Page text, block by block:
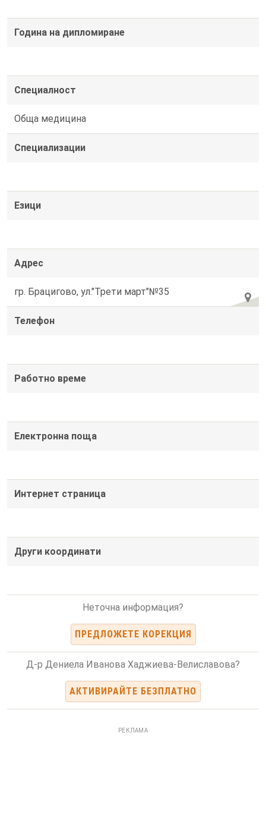
Година на дипломиране
Специалност
Обща медицина
Специализации
Езици
Адрес
гр. Брацигово, ул."Трети март"№35
Телефон
Работно време
Електронна поща
Интернет страница
Други координати
Неточна информация?
ПРЕДЛОЖЕТЕ КОРЕКЦИЯ
Д-р Дениела Иванова Хаджиева-Велиславова?
АКТИВИРАЙТЕ БЕЗПЛАТНО
РЕКЛАМА